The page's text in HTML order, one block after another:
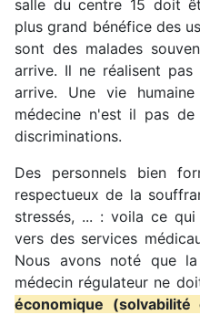
salle du centre 15 doit
plus grand bénéfice des
sont des malades
arrive. Il ne réalisent
arrive. Une vie
médecine n'est il pas
discriminations.
Des personnels bien
respectueux de la
stressés, ... : voila ce
vers des services
Nous avons noté que
médecin régulateur ne
économique